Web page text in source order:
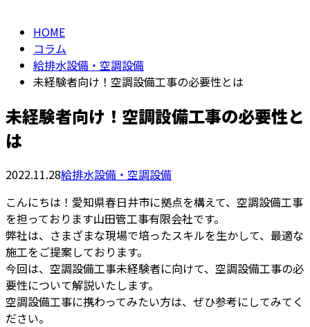
HOME
コラム
給排水設備・空調設備
未経験者向け！空調設備工事の必要性とは
未経験者向け！空調設備工事の必要性と
は
2022.11.28給排水設備・空調設備
こんにちは！愛知県春日井市に拠点を構えて、空調設備工事
を担っております山田管工事有限会社です。
弊社は、さまざまな現場で培ったスキルを生かして、最適な
施工をご提案しております。
今回は、空調設備工事未経験者に向けて、空調設備工事の必
要性について解説いたします。
空調設備工事に携わってみたい方は、ぜひ参考にしてみてく
ださい。